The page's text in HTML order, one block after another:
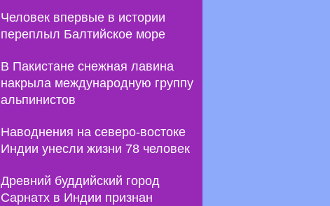
Человек впервые в истории
переплыл Балтийское море
В Пакистане снежная лавина
накрыла международную группу
альпинистов
Наводнения на северо-востоке
Индии унесли жизни 78 человек
Древний буддийский город
Сарнатх в Индии признан